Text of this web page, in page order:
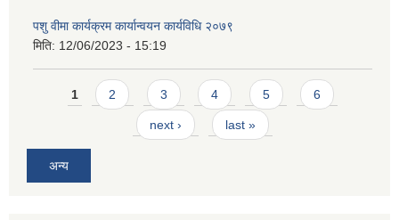
पशु वीमा कार्यक्रम कार्यान्वयन कार्यविधि २०७९
मिति: 12/06/2023 - 15:19
Pages
1 2 3 4 5 6
next › last »
अन्य